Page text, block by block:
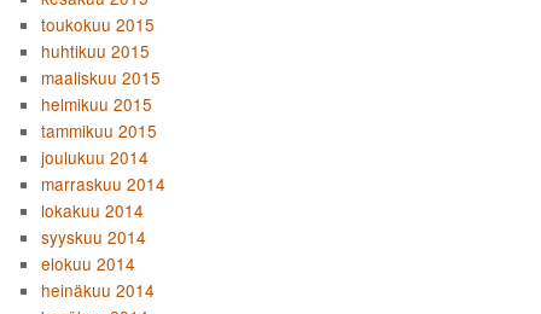
toukokuu 2015
huhtikuu 2015
maaliskuu 2015
helmikuu 2015
tammikuu 2015
joulukuu 2014
marraskuu 2014
lokakuu 2014
syyskuu 2014
elokuu 2014
heinäkuu 2014